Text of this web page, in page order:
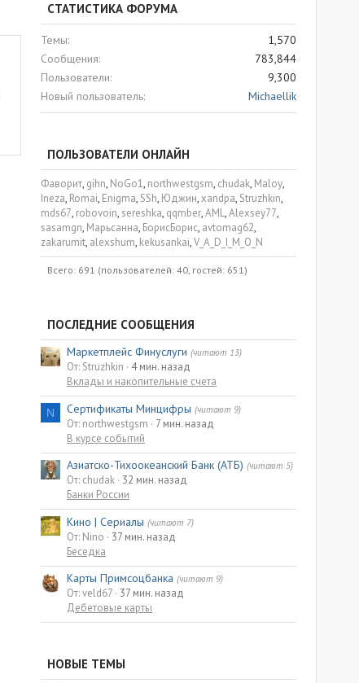
СТАТИСТИКА ФОРУМА
Темы
1,570
Сообщения
783,844
Пользователи
9,300
Новый пользователь
Michaellik
ПОЛЬЗОВАТЕЛИ ОНЛАЙН
Фаворит gihn NoGo1 northwestgsm chudak Maloy
Ineza Romai Enigma SSh Юджин xandpa Struzhkin
mds67 robovoin sereshka qqmber AML Alexsey77
sasamgn Марьсанна БорисБорис avtomag62
zakarumit alexshum kekusankai V_A_D_I_M_O_N
Всего: 691 (пользователей: 40, гостей: 651)
ПОСЛЕДНИЕ СООБЩЕНИЯ
Маркетплейс Финуслуги (читают 13)
От: Struzhkin
4 мин. назад
Вклады и накопительные счета
N Сертификаты Минцифры (читают 9)
От: northwestgsm
7 мин. назад
В курсе событий
Азиатско-Тихоокеанский Банк (АТБ) (читают 5)
От: chudak 32 мин. назад
Банки России
Кино | Сериалы (читают 7)
От: Nino
37 мин. назад
Беседка
Карты Примсоцбанка (читают 9)
От: veld67 37 мин. назад
Дебетовые карты
НОВЫЕ ТЕМЫ